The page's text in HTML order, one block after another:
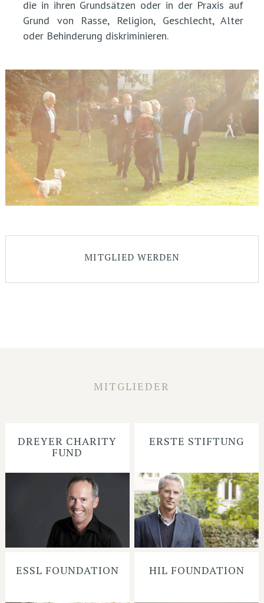
die in ihren Grundsätzen oder in der Praxis auf
Grund von Rasse, Religion, Geschlecht, Alter
oder Behinderung diskriminieren.
MITGLIED WERDEN
MITGLIEDER
DREYER CHARITY
FUND
ERSTE STIFTUNG
ESSL FOUNDATION HIL FOUNDATION